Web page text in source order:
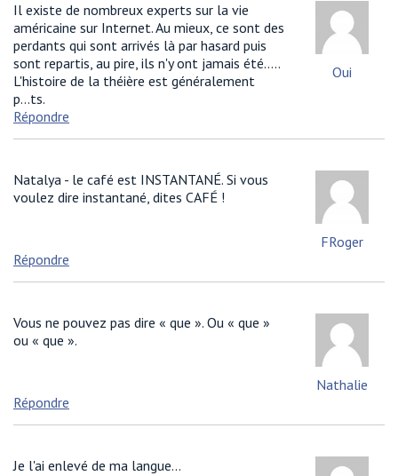
Il existe de nombreux experts sur la vie
américaine sur Internet. Au mieux, ce sont des
perdants qui sont arrivés là par hasard puis
sont repartis, au pire, ils n'y ont jamais été.....
L'histoire de la théière est généralement
p...ts.
Oui
Répondre
Natalya - le café est INSTANTANÉ. Si vous
voulez dire instantané, dites CAFÉ !
FRoger
Répondre
Vous ne pouvez pas dire « que ». Ou « que »
ou « que ».
Nathalie
Répondre
Je l'ai enlevé de ma langue...